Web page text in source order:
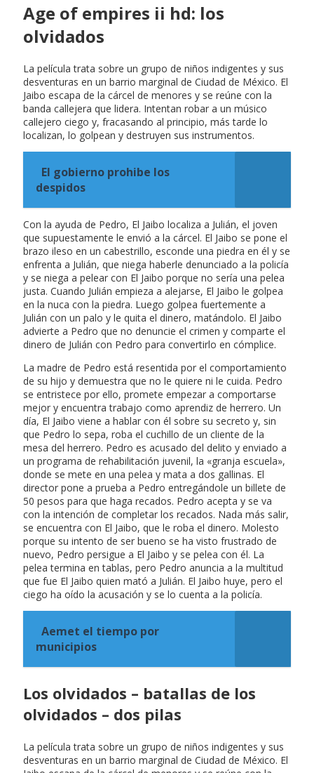
Age of empires ii hd: los
olvidados
La película trata sobre un grupo de niños indigentes y sus
desventuras en un barrio marginal de Ciudad de México. El
Jaibo escapa de la cárcel de menores y se reúne con la
banda callejera que lidera. Intentan robar a un músico
callejero ciego y, fracasando al principio, más tarde lo
localizan, lo golpean y destruyen sus instrumentos.
El gobierno prohibe los
despidos
Con la ayuda de Pedro, El Jaibo localiza a Julián, el joven
que supuestamente le envió a la cárcel. El Jaibo se pone el
brazo ileso en un cabestrillo, esconde una piedra en él y se
enfrenta a Julián, que niega haberle denunciado a la policía
y se niega a pelear con El Jaibo porque no sería una pelea
justa. Cuando Julián empieza a alejarse, El Jaibo le golpea
en la nuca con la piedra. Luego golpea fuertemente a
Julián con un palo y le quita el dinero, matándolo. El Jaibo
advierte a Pedro que no denuncie el crimen y comparte el
dinero de Julián con Pedro para convertirlo en cómplice.
La madre de Pedro está resentida por el comportamiento
de su hijo y demuestra que no le quiere ni le cuida. Pedro
se entristece por ello, promete empezar a comportarse
mejor y encuentra trabajo como aprendiz de herrero. Un
día, El Jaibo viene a hablar con él sobre su secreto y, sin
que Pedro lo sepa, roba el cuchillo de un cliente de la
mesa del herrero. Pedro es acusado del delito y enviado a
un programa de rehabilitación juvenil, la «granja escuela»,
donde se mete en una pelea y mata a dos gallinas. El
director pone a prueba a Pedro entregándole un billete de
50 pesos para que haga recados. Pedro acepta y se va
con la intención de completar los recados. Nada más salir,
se encuentra con El Jaibo, que le roba el dinero. Molesto
porque su intento de ser bueno se ha visto frustrado de
nuevo, Pedro persigue a El Jaibo y se pelea con él. La
pelea termina en tablas, pero Pedro anuncia a la multitud
que fue El Jaibo quien mató a Julián. El Jaibo huye, pero el
ciego ha oído la acusación y se lo cuenta a la policía.
Aemet el tiempo por
municipios
Los olvidados – batallas de los
olvidados – dos pilas
La película trata sobre un grupo de niños indigentes y sus
desventuras en un barrio marginal de Ciudad de México. El